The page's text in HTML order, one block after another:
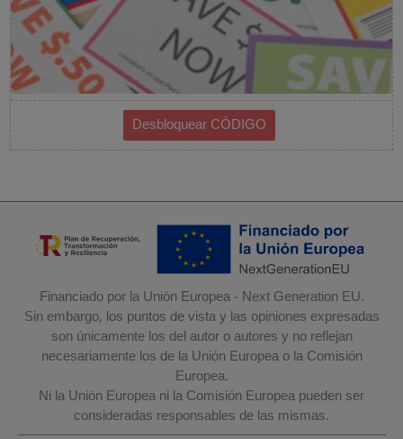
Financiado por la Unión Europea - Next Generation EU.
Sin embargo, los puntos de vista y las opiniones expresadas
son únicamente los del autor o autores y no reflejan
necesariamente los de la Unión Europea o la Comisión
Europea.
Ni la Unión Europea ni la Comisión Europea pueden ser
consideradas responsables de las mismas.